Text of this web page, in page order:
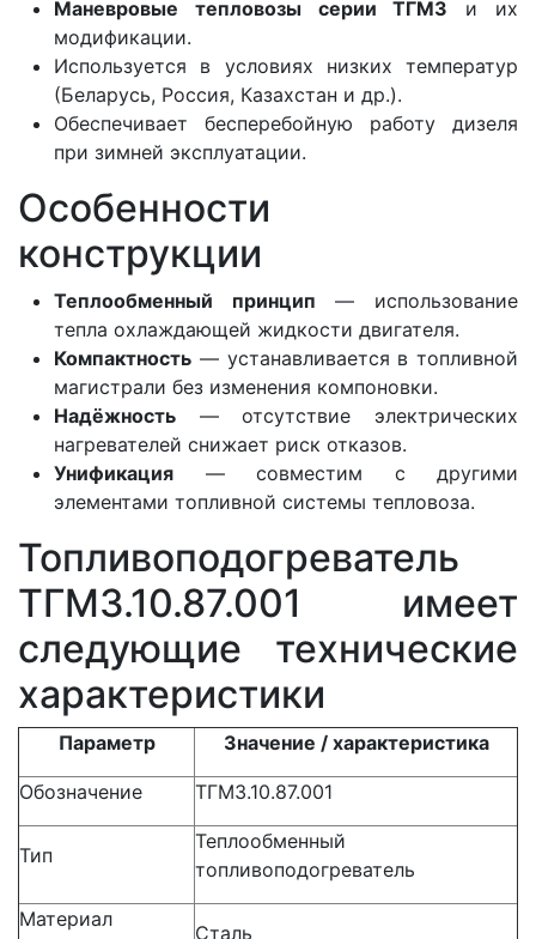
Маневровые тепловозы серии ТГМ3 и их
модификации.
Используется в условиях низких температур
(Беларусь, Россия, Казахстан и др.).
Обеспечивает бесперебойную работу дизеля
при зимней эксплуатации.
Особенности
конструкции
Теплообменный принцип — использование
тепла охлаждающей жидкости двигателя.
Компактность — устанавливается в топливной
магистрали без изменения компоновки.
Надёжность — отсутствие электрических
нагревателей снижает риск отказов.
Унификация — совместим с другими
элементами топливной системы тепловоза.
Топливоподогреватель
ТГМ3.10.87.001 имеет
следующие технические
характеристики
Параметр Значение / характеристика
Обозначение ТГМ3.10.87.001
Тип
Теплообменный
топливоподогреватель
Материал
Сталь